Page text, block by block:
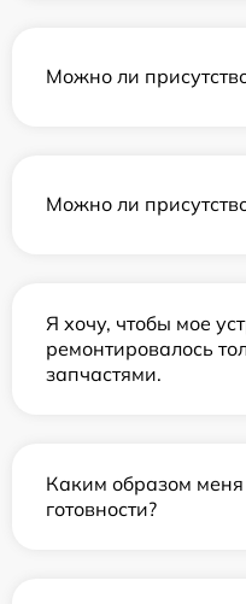
Можно ли
Можно ли
Я хочу, чтобы мое
ремонтировалось
запчастями.
Каким образом меня
готовности?